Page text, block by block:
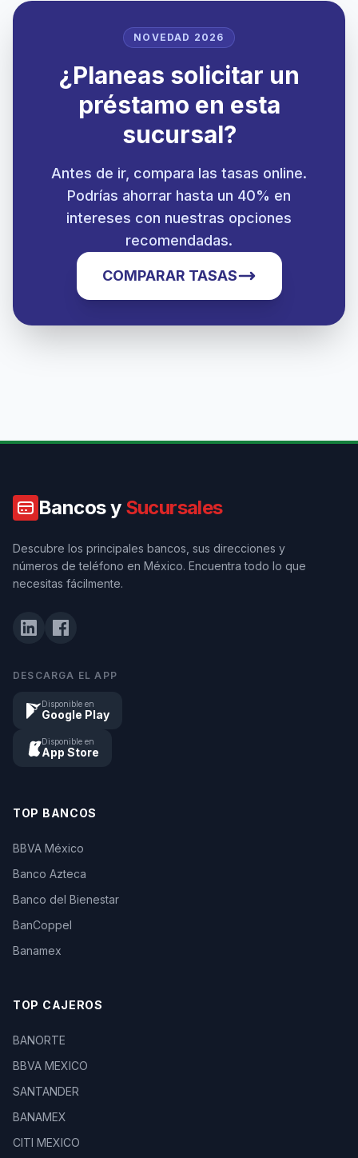
NOVEDAD 2026
¿Planeas solicitar un
préstamo en esta
sucursal?
Antes de ir, compara las tasas online.
Podrías ahorrar hasta un 40% en
intereses con nuestras opciones
recomendadas.
COMPARAR TASAS
Bancos y Sucursales
Descubre los principales bancos, sus direcciones y
números de teléfono en México. Encuentra todo lo que
necesitas fácilmente.
DESCARGA EL APP
Disponible en
Google Play
Disponible en
App Store
TOP BANCOS
BBVA México
Banco Azteca
Banco del Bienestar
BanCoppel
Banamex
TOP CAJEROS
BANORTE
BBVA MEXICO
SANTANDER
BANAMEX
CITI MEXICO